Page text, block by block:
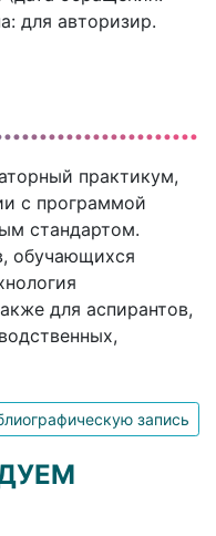
для авторизир.
практикум,
с программой
стандартом.
обучающихся
для аспирантов,
запись